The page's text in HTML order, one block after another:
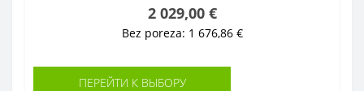
2 029,00 €
Bez poreza: 1 676,86 €
ПЕРЕЙТИ К ВЫБОРУ